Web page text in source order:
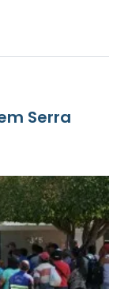
Serra